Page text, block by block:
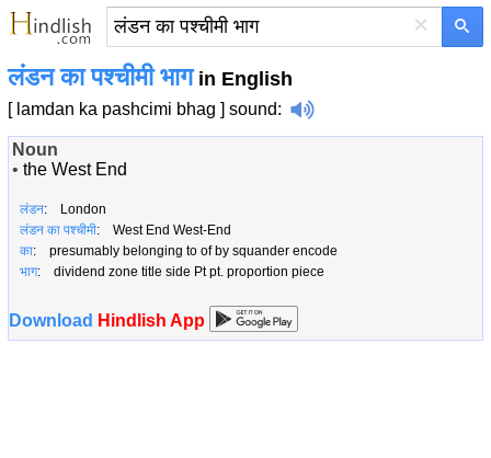
×
लंडन का पश्चीमी भागin English
[ lamdan ka pashcimi bhag ] sound:
Noun
• the West End
लंडन: London
लंडन का पश्चीमी: West End West-End
का: presumably belonging to of by squander encode
भाग: dividend zone title side Pt pt. proportion piece
Download Hindlish App